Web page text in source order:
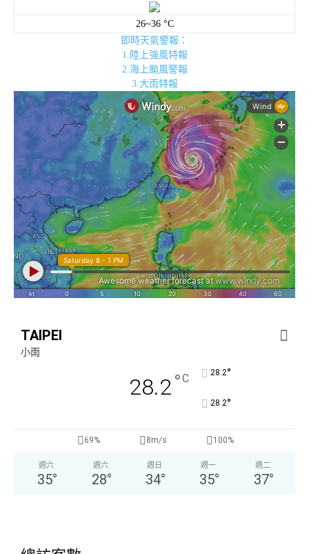
26~36 °C
即時天氣警報：
1.陸上強風特報
2.海上颱風警報
3.大雨特報
TAIPEI
小雨
28.2°C 28.2°
28.2°
69% 8m/s 100%
週六
35°
週六
28°
週日
34°
週一
35°
週二
37°